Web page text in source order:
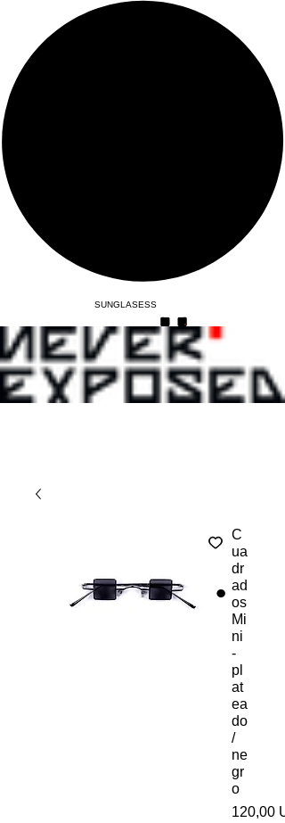
SUNGLASESS
C
ua
dr
ad
os
Mi
ni
-
pl
at
ea
do
/
ne
gr
o
120,00